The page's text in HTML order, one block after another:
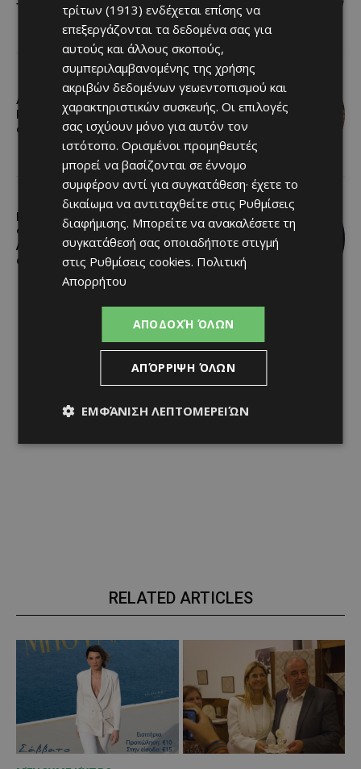
το δικό του καλοκαιρινό γλέντι
Απαράδεκτες εικόνες στο Φράγμα
Κλήρου: Ψάρεψαν και άφησαν τα
σκουπίδια τους πίσω
Βραδιά κάτω από τις Περσείδες:
Φωτογραφική εξόρμηση στη
Λάρνακα για το εντυπωσιακό
φαινόμενο του Αυγούστου
RELATED ARTICLES
τρίτων (1913) ενδέχεται επίσης να
επεξεργάζονται τα δεδομένα σας για
αυτούς και άλλους σκοπούς,
συμπεριλαμβανομένης της χρήσης
ακριβών δεδομένων γεωεντοπισμού και
χαρακτηριστικών συσκευής. Οι επιλογές
σας ισχύουν μόνο για αυτόν τον
ιστότοπο. Ορισμένοι προμηθευτές
μπορεί να βασίζονται σε έννομο
συμφέρον αντί για συγκατάθεση· έχετε το
δικαίωμα να αντιταχθείτε στις Ρυθμίσεις
διαφήμισης. Μπορείτε να ανακαλέσετε τη
συγκατάθεσή σας οποιαδήποτε στιγμή
στις Ρυθμίσεις cookies. Πολιτική
Απορρήτου
ΑΠΟΔΟΧΉ ΌΛΩΝ
ΑΠΌΡΡΙΨΗ ΌΛΩΝ
ΕΜΦΆΝΙΣΗ ΛΕΠΤΟΜΕΡΕΙΏΝ